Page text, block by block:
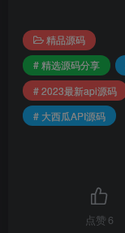
精品源码
# 精选源码分享
# 2023最新api源码
# 大西瓜API源码
点赞 6